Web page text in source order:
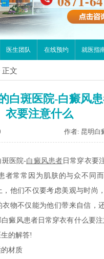
医生团队 在线预约 就医指
正文
白斑医院-白癜风
衣要注意什么
作者: 昆明白
医院-白癜风患者 日常穿衣要
者常常因为肌肤的与众不同
他们不仅要考虑美观与时尚
物不仅能为他们带来自信，
癜风患者日常穿衣有什么要
生的解答!
材质